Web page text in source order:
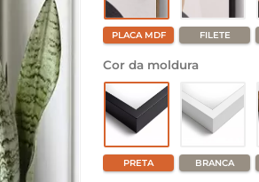
PLACA MDF FILETE
Cor da moldura
PRETA BRANCA